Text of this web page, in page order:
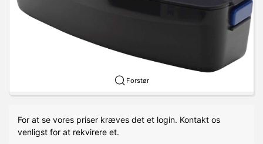
Forstør
For at se vores priser kræves det et login. Kontakt os
venligst for at rekvirere et.